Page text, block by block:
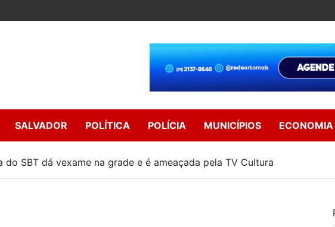
SALVADOR POLÍTICA POLÍCIA MUNICÍPIOS ECONOMIA
do SBT dá vexame na grade e é ameaçada pela TV Cultura